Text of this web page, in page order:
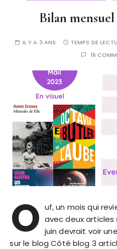
Bilan mensuel
IL Y A 3 ANS TEMPS DE
16
O uf, un mois qui
avec deux articles
juin devrait voir
sur le blog Côté blog 3